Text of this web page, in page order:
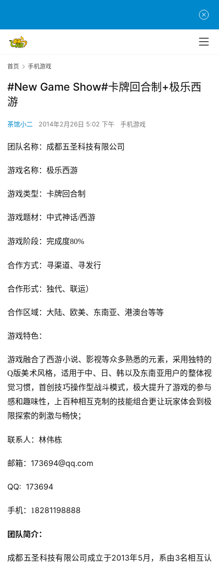
首
页
茶
创
游
首页 手机游戏
#New Game Show#卡牌回合制+极乐西
游
茶馆小二 2014年2月26日 5:02 下午 手机游戏
团队名称：成都五圣科技有限公司
游戏名称：极乐西游
游戏类型：卡牌回合制
游戏题材：中式神话/西游
游戏阶段：完成度80%
合作方式：寻渠道、寻发行
合作形式：独代、联运）
合作区域：大陆、欧美、东南亚、港澳台等等
游戏特色：
游戏融合了西游小说、影视等众多熟悉的元素，采用独特的
Q版美术风格，适用于中、日、韩以及东南亚用户的整体视
觉习惯，首创技巧操作型战斗模式，极大提升了游戏的参与
感和趣味性，上百种相互克制的技能组合更让玩家体会到极
限探索的刺激与畅快；
联系人：林伟栋
邮箱：173694@qq.com
QQ:  173694
手机： 1 8281198888
团队简介：
成都五圣科技有限公司成立于2013年5月，系由3名相互认